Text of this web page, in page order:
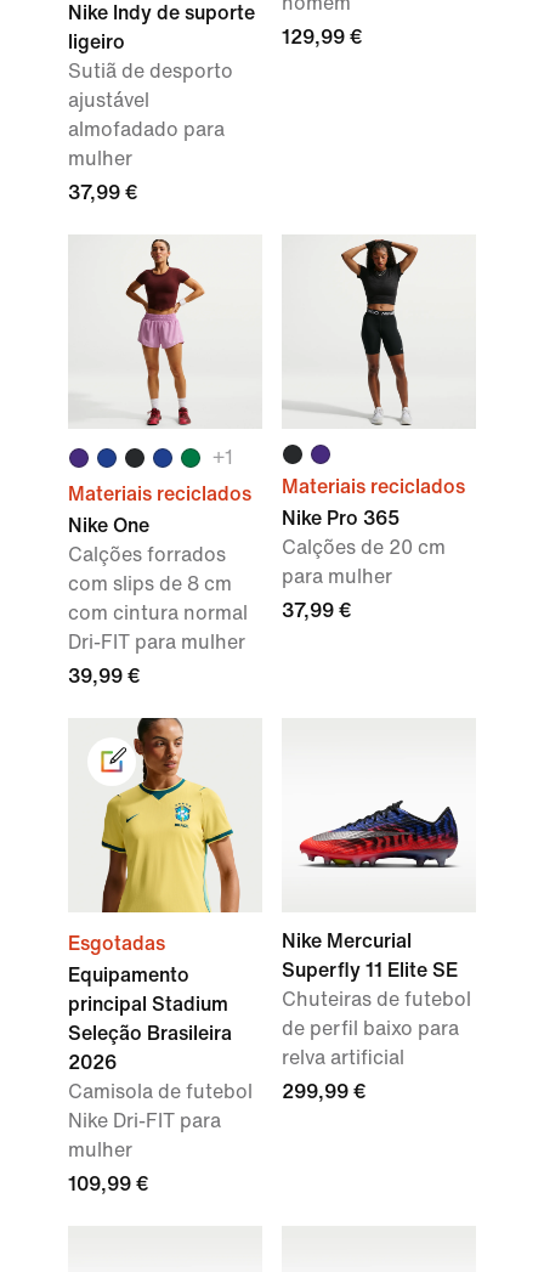
Nike Indy de suporte
ligeiro
Sutiã de desporto
ajustável
almofadado para
mulher
37,99 €
129,99 €
+1
Materiais reciclados
Nike One
Calções forrados
com slips de 8 cm
com cintura normal
Dri-FIT para mulher
39,99 €
Materiais reciclados
Nike Pro 365
Calções de 20 cm
para mulher
37,99 €
Esgotadas
Equipamento
principal Stadium
Seleção Brasileira
2026
Camisola de futebol
Nike Dri-FIT para
mulher
109,99 €
Nike Mercurial
Superfly 11 Elite SE
Chuteiras de futebol
de perfil baixo para
relva artificial
299,99 €